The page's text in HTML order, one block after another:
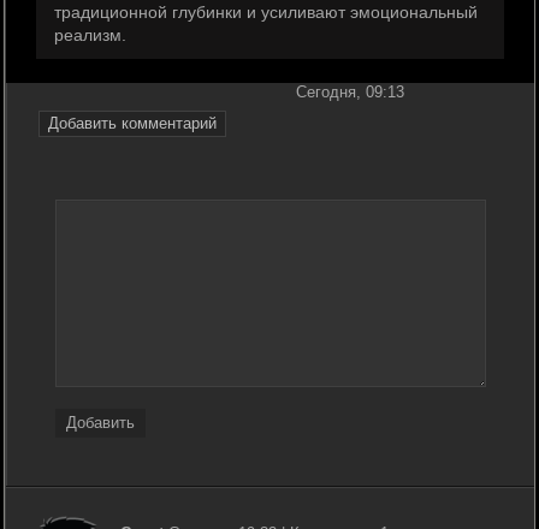
традиционной глубинки и усиливают эмоциональный
реализм.
Добавить комментарий
Сегодня, 09:13
Добавить